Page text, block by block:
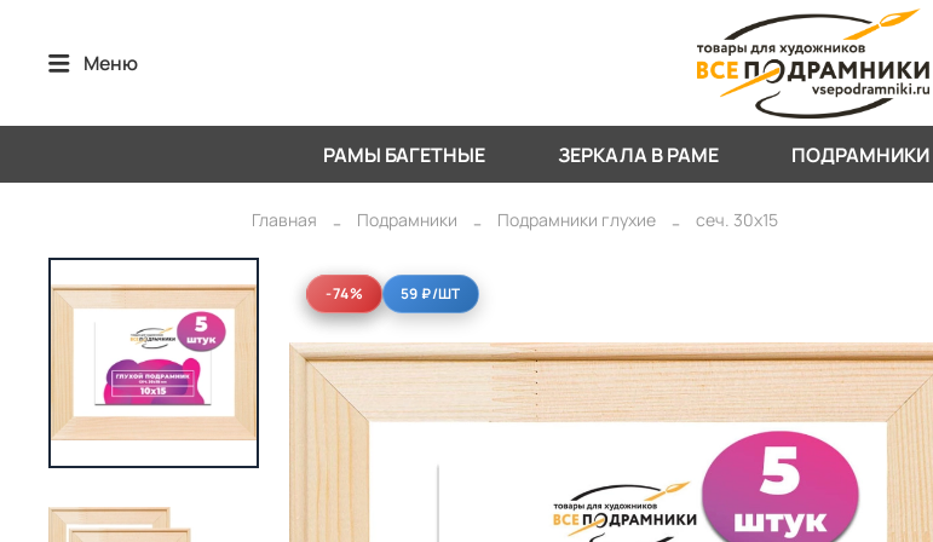
Меню
РАМЫ БАГЕТНЫЕ ЗЕРКАЛА В РАМЕ ПОДРАМНИКИ
Главная Подрамники Подрамники глухие сеч. 30х15
-74%
-74% 59 ₽/ШТ